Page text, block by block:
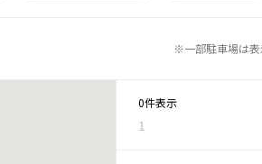
※一部駐車場は表
0件表示
1